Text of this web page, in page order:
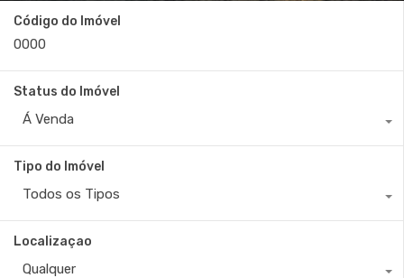
Código do Imóvel
Status do Imóvel
Á Venda
Tipo do Imóvel
Todos os Tipos
Localizaçao
Qualquer